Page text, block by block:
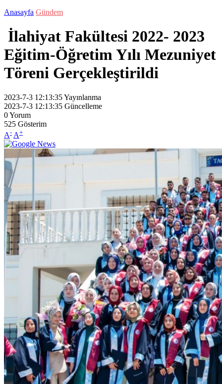
Anasayfa Gündem
İlahiyat Fakültesi 2022- 2023
Eğitim-Öğretim Yılı Mezuniyet
Töreni Gerçekleştirildi
2023-7-3 12:13:35Yayınlanma
2023-7-3 12:13:35 Güncelleme
0Yorum
525 Gösterim
A- A+